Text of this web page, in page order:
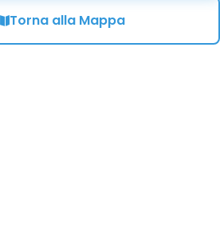
Torna alla Mappa